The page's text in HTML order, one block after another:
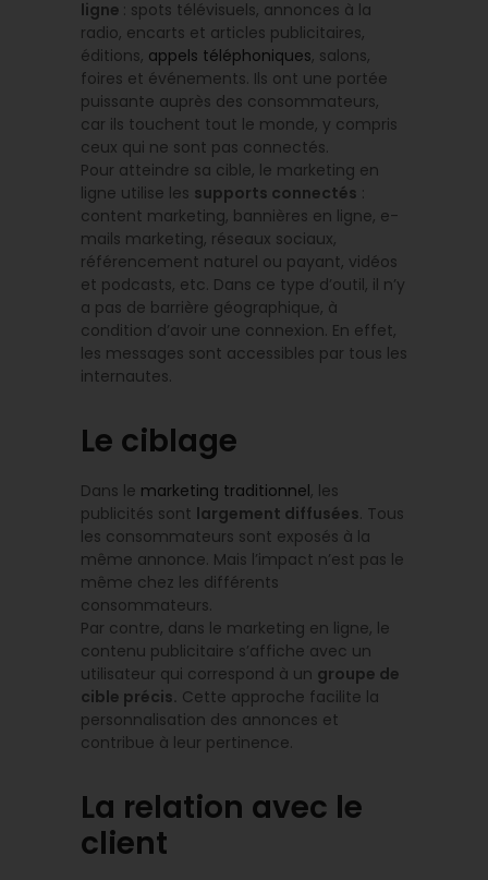
ligne : spots télévisuels, annonces à la
radio, encarts et articles publicitaires,
éditions, appels téléphoniques, salons,
foires et événements. Ils ont une portée
puissante auprès des consommateurs,
car ils touchent tout le monde, y compris
ceux qui ne sont pas connectés.
Pour atteindre sa cible, le marketing en
ligne utilise les supports connectés :
content marketing, bannières en ligne, e-
mails marketing, réseaux sociaux,
référencement naturel ou payant, vidéos
et podcasts, etc. Dans ce type d’outil, il n’y
a pas de barrière géographique, à
condition d’avoir une connexion. En effet,
les messages sont accessibles par tous les
internautes.
Le ciblage
Dans le marketing traditionnel, les
publicités sont largement diffusées. Tous
les consommateurs sont exposés à la
même annonce. Mais l’impact n’est pas le
même chez les différents
consommateurs.
Par contre, dans le marketing en ligne, le
contenu publicitaire s’affiche avec un
utilisateur qui correspond à un groupe de
cible précis. Cette approche facilite la
personnalisation des annonces et
contribue à leur pertinence.
La relation avec le
client